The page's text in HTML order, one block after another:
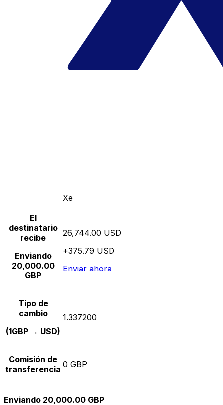
Xe
El
destinatario
recibe
Enviando
20,000.00
GBP
26,744.00 USD
+375.79 USD
Enviar ahora
Tipo de
cambio
(1GBP → USD)
1.337200
Comisión de
transferencia 0 GBP
Enviando 20,000.00 GBP